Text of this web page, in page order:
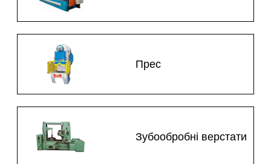
Прес
Зубообробні верстати